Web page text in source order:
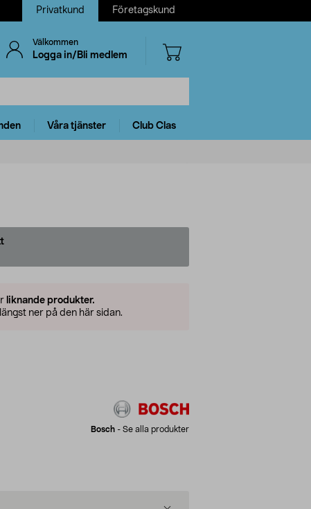
Privatkund Företagskund
Välkommen
Logga in/Bli medlem
Våra tjänster Club Clas
liknande produkter.
ner på den här sidan.
Bosch - Se alla produkter